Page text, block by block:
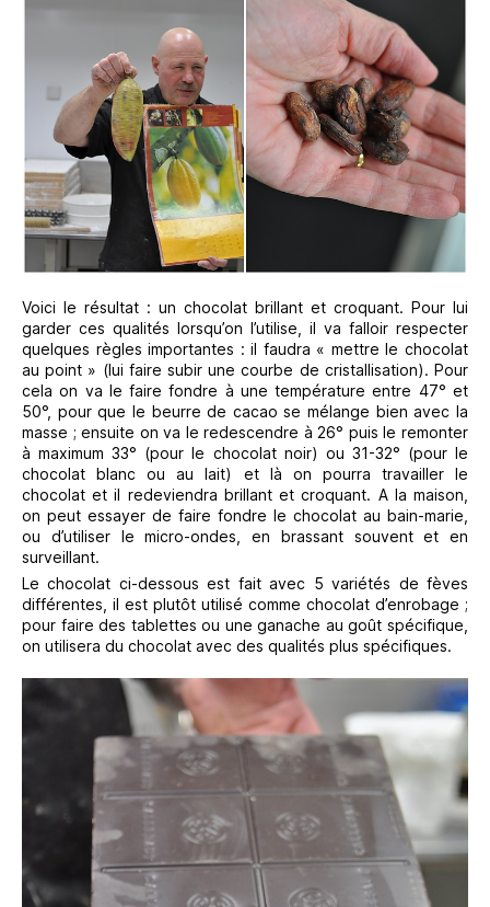
Voici le résultat : un chocolat brillant et croquant. Pour lui
garder ces qualités lorsqu’on l’utilise, il va falloir respecter
quelques règles importantes : il faudra « mettre le chocolat
au point » (lui faire subir une courbe de cristallisation). Pour
cela on va le faire fondre à une température entre 47° et
50°, pour que le beurre de cacao se mélange bien avec la
masse ; ensuite on va le redescendre à 26° puis le remonter
à maximum 33° (pour le chocolat noir) ou 31-32° (pour le
chocolat blanc ou au lait) et là on pourra travailler le
chocolat et il redeviendra brillant et croquant. A la maison,
on peut essayer de faire fondre le chocolat au bain-marie,
ou d’utiliser le micro-ondes, en brassant souvent et en
surveillant.
Le chocolat ci-dessous est fait avec 5 variétés de fèves
différentes, il est plutôt utilisé comme chocolat d’enrobage ;
pour faire des tablettes ou une ganache au goût spécifique,
on utilisera du chocolat avec des qualités plus spécifiques.